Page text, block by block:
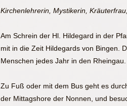
Kirchenlehrerin, Mystikerin,
Am Schrein der Hl. Hildegard in der
mit in die Zeit Hildegards von Bingen.
Menschen jedes Jahr in den
Zu Fuß oder mit dem Bus geht es
der Mittagshore der Nonnen, und